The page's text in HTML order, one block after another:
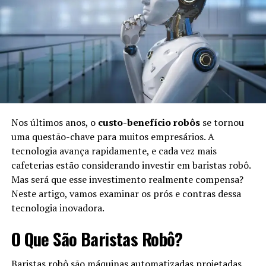
Década de 1950:Criação dos primeiros
programas de IA para resolver problemas
matemáticos simples.
Década de 1980:
Desenvolvimento de sistemas
especialistas, focando na tomada de decisões em
áreas específicas.
Fim dos anos 2000:Avanços emmachine learning
edeep learning, permitindo que a IA aprendesse e
melhorasse com experiências.
Atualidade:
Integração da IA em diversas áreas,
como saúde, finanças e entretenimento.
Benefícios da Simbiose na Vida
Cotidiana
Nos últimos anos, o custo-benefício robôsse tornou
uma questão-chave para muitos empresários. A
tecnologia avança rapidamente, e cada vez mais
cafeterias estão considerando investir em baristas robô.
Mas será que esse investimento realmente compensa?
Neste artigo, vamos examinar os prós e contras dessa
tecnologia inovadora.
O Que São Baristas Robô?
Baristas robô são máquinas automatizadas projetadas